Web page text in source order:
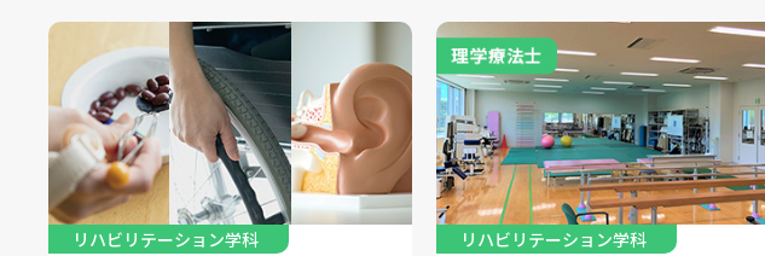
リハビリテーション学科 リハビリテーション学科